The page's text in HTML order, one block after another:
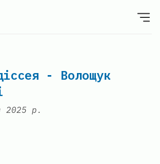
- Волощук
2025 р.